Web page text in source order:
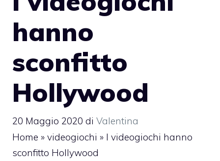
hanno
sconfitto
Hollywood
20 Maggio 2020 di Valentina
Home » videogiochi » I videogiochi hanno
sconfitto Hollywood